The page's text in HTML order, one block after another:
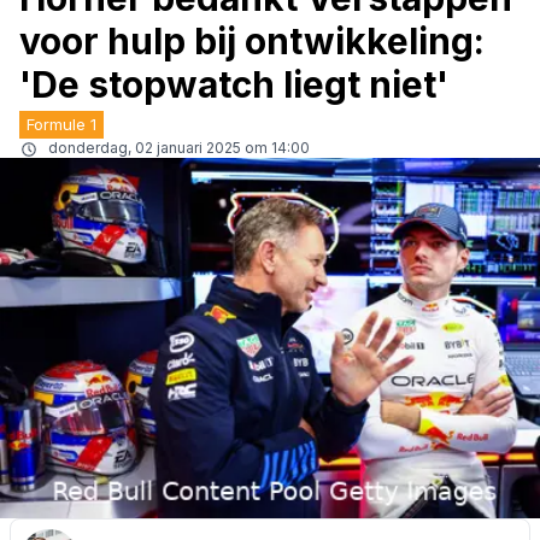
voor hulp bij ontwikkeling:
'De stopwatch liegt niet'
Formule 1
donderdag, 02 januari 2025 om 14:00